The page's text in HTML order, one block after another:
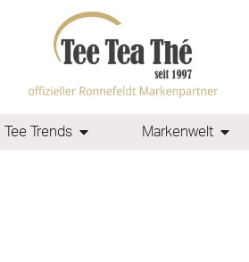
Tee Trends Markenwelt